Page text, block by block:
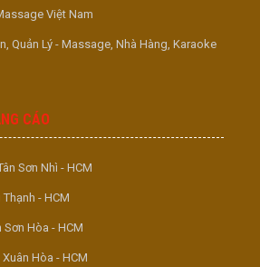
Việt Nam
Quản Lý - Massage, Nhà Hàng, Karaoke
CÁO
Sơn Nhì - HCM
- HCM
Sơn Hòa - HCM
Hòa - HCM